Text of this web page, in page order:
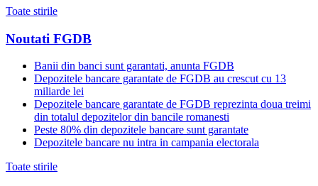
Toate stirile
Noutati FGDB
Banii din banci sunt garantati, anunta FGDB
Depozitele bancare garantate de FGDB au crescut cu 13
miliarde lei
Depozitele bancare garantate de FGDB reprezinta doua treimi
din totalul depozitelor din bancile romanesti
Peste 80% din depozitele bancare sunt garantate
Depozitele bancare nu intra in campania electorala
Toate stirile